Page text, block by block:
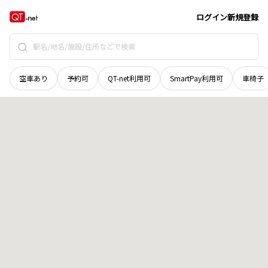
ログイン新規登録
空車あり 予約可 QT-net利用可 SmartPay利用可 車椅子
岡山県